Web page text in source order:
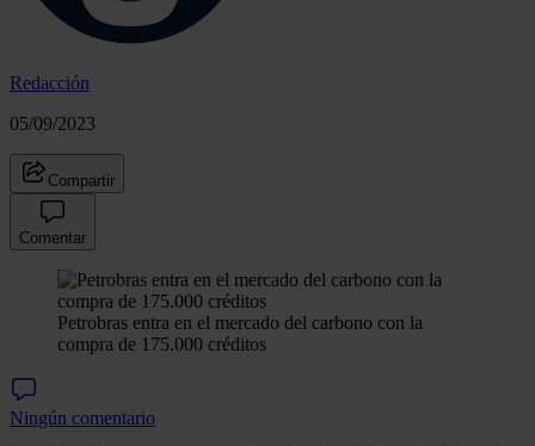
Redacción
05/09/2023
Compartir
Comentar
Petrobras entra en el mercado del carbono con la
compra de 175.000 créditos
Ningún comentario